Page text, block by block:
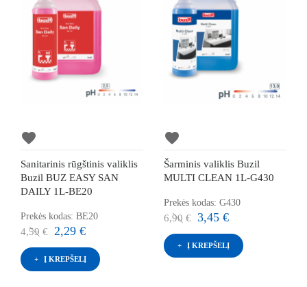
favorite
Sanitarinis rūgštinis valiklis
Buzil BUZ EASY SAN
DAILY 1L-BE20
Prekės kodas: BE20
4,59 € 2,29 €
Į KREPŠELĮ
favorite
Šarminis valiklis Buzil
MULTI CLEAN 1L-G430
Prekės kodas: G430
6,90 € 3,45 €
Į KREPŠELĮ